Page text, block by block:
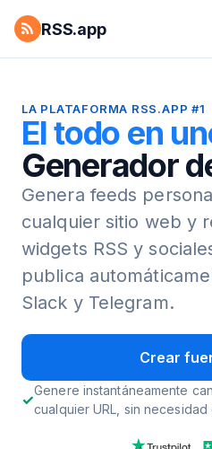
RSS.app
LA PLATAFORMA RSS.APP #1
El todo en
Generador
Genera feeds
cualquier sitio web y
widgets RSS y
publica
Slack y Telegram.
Crear
Genere instantáneamente
cualquier URL, sin